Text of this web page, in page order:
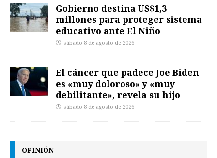
Gobierno destina US$1,3
millones para proteger sistema
educativo ante El Niño
sábado 8 de agosto de 2026
El cáncer que padece Joe Biden
es «muy doloroso» y «muy
debilitante», revela su hijo
sábado 8 de agosto de 2026
OPINIÓN